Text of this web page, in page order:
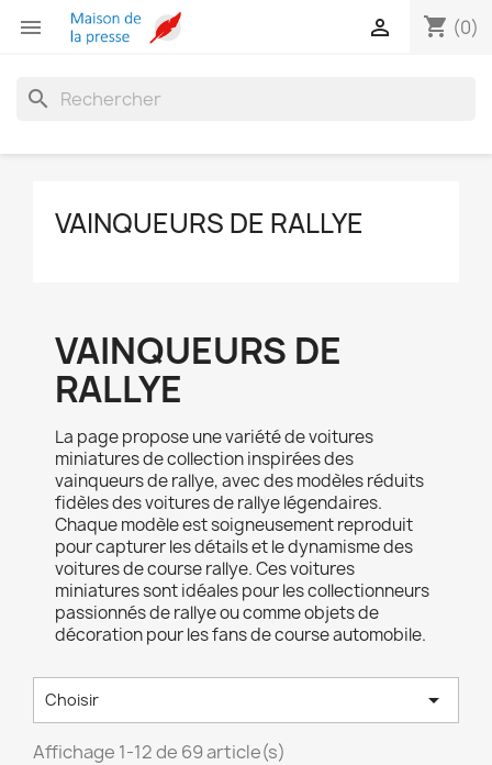
 shopping_cart (0)

search
VAINQUEURS DE RALLYE
VAINQUEURS DE
RALLYE
La page propose une variété de voitures
miniatures de collection inspirées des
vainqueurs de rallye, avec des modèles réduits
fidèles des voitures de rallye légendaires.
Chaque modèle est soigneusement reproduit
pour capturer les détails et le dynamisme des
voitures de course rallye. Ces voitures
miniatures sont idéales pour les collectionneurs
passionnés de rallye ou comme objets de
décoration pour les fans de course automobile.
Choisir 
Affichage 1-12 de 69 article(s)